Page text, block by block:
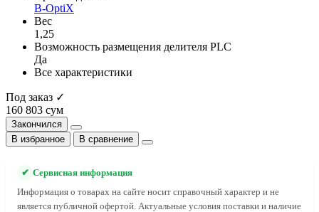
B-OptiX
Вес
1,25
Возможность размещения делителя PLC
Да
Все характеристики
Под заказ ✓
160 803 сум
Закончился
В избранное
В сравнение
✔ Сервисная информация
Информация о товарах на сайте носит справочный характер и не
является публичной офертой. Актуальные условия поставки и наличие